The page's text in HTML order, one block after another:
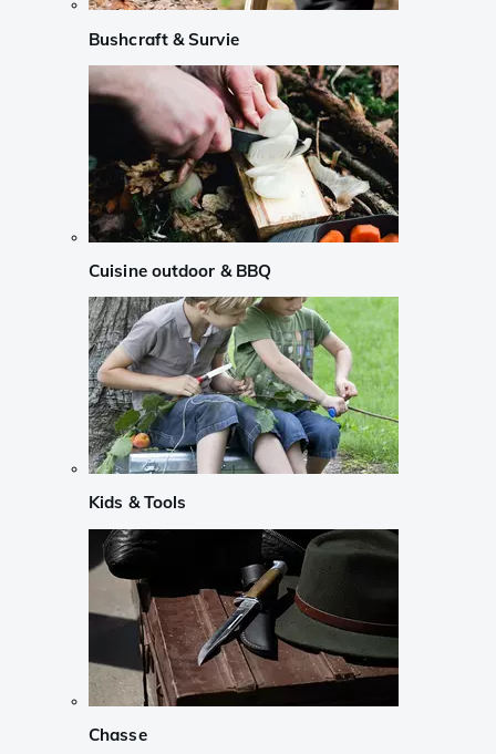
Bushcraft & Survie
Cuisine outdoor & BBQ
Kids & Tools
Chasse